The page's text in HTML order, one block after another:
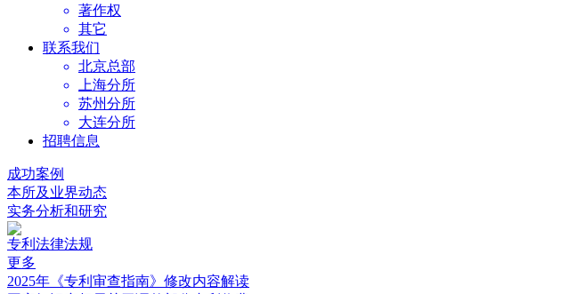
著作权
其它
联系我们
北京总部
上海分所
苏州分所
大连分所
招聘信息
成功案例
本所及业界动态
实务分析和研究
专利法律法规
更多
2025年《专利审查指南》修改内容解读